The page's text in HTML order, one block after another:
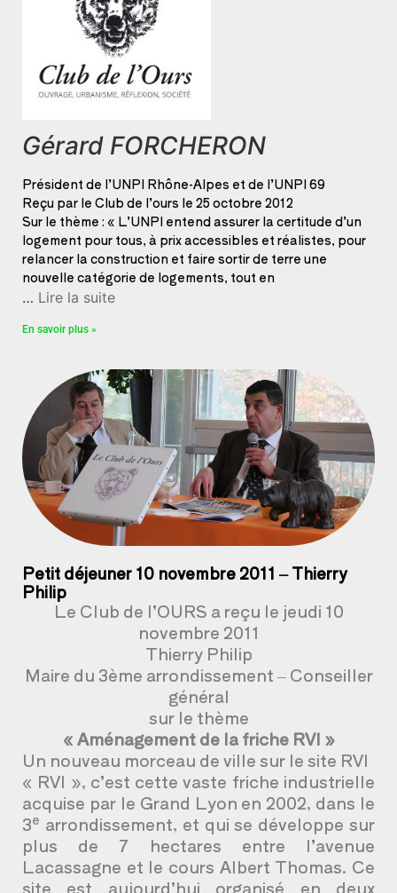
Gérard FORCHERON
Président de l’UNPI Rhône-Alpes et de l’UNPI 69
Reçu par le Club de l’ours le 25 octobre 2012
Sur le thème : « L’UNPI entend assurer la certitude d’un
logement pour tous, à prix accessibles et réalistes, pour
relancer la construction et faire sortir de terre une
nouvelle catégorie de logements, tout en
… Lire la suite
En savoir plus »
Petit déjeuner 10 novembre 2011 – Thierry
Philip
Le Club de l’OURS a reçu le jeudi 10
novembre 2011
Thierry Philip
Maire du 3ème arrondissement – Conseiller
général
sur le thème
« Aménagement de la friche RVI »
Un nouveau morceau de ville sur le site RVI
« RVI », c’est cette vaste friche industrielle
acquise par le Grand Lyon en 2002, dans le
3e arrondissement, et qui se développe sur
plus de 7 hectares entre l’avenue
Lacassagne et le cours Albert Thomas. Ce
site est aujourd’hui organisé en deux